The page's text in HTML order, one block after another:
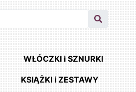
WŁÓCZKI i SZNURKI
KSIĄŻKI i ZESTAWY